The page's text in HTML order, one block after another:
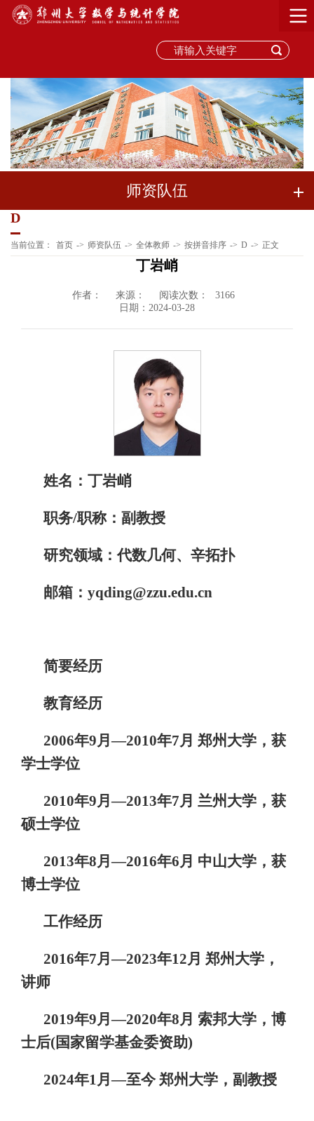
师资队伍
D
当前位置： 首页 -> 师资队伍 -> 全体教师 -> 按拼音排序 -> D -> 正文
丁岩峭
作者： 来源： 阅读次数：
3166
日期：2024-03-28
姓名：丁岩峭
职务/职称：副教授
研究领域：代数几何、辛拓扑
邮箱：yqding@zzu.edu.cn
简要经历
教育经历
2006年9月—2010年7月 郑州大学，获
学士学位
2010年9月—2013年7月 兰州大学，获
硕士学位
2013年8月—2016年6月 中山大学，获
博士学位
工作经历
2016年7月—2023年12月 郑州大学，
讲师
2019年9月—2020年8月 索邦大学，博
士后(国家留学基金委资助)
2024年1月—至今 郑州大学，副教授